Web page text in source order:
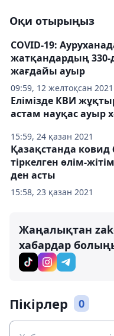
Оқи отырыңыз
09:59, 12 желтоқсан 2021
COVID-19:
жатқандардың
жағдайы ауыр
15:59, 24 қазан 2021
Елімізде КВИ
астам науқас ауыр
15:58, 23 қазан 2021
Қазақстанда
тіркелген өлім-
ден асты
Жаңалықтан
хабардар
Пікірлер 0